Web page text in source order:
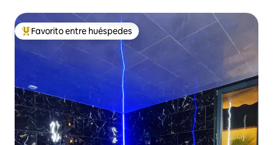
Favorito entre huéspedes preferido
Favorito entre huéspedes